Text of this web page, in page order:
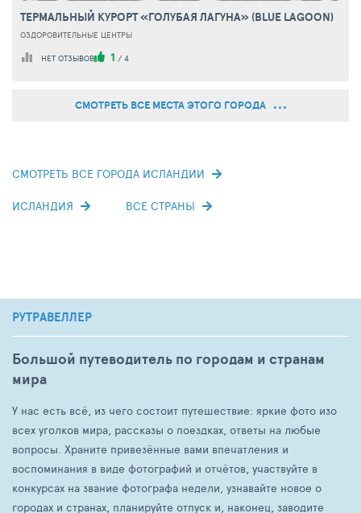
ТЕРМАЛЬНЫЙ КУРОРТ «ГОЛУБАЯ ЛАГУНА» (BLUE LAGOON)
ОЗДОРОВИТЕЛЬНЫЕ ЦЕНТРЫ
НЕТ ОТЗЫВОВ 1 / 4
СМОТРЕТЬ ВСЕ МЕСТА ЭТОГО ГОРОДА
СМОТРЕТЬ ВСЕ ГОРОДА ИСЛАНДИИ
ИСЛАНДИЯ ВСЕ СТРАНЫ
РУТРАВЕЛЛЕР
Большой путеводитель по городам и странам
мира
У нас есть всё, из чего состоит путешествие: яркие фото изо
всех уголков мира, рассказы о поездках, ответы на любые
вопросы. Храните привезённые вами впечатления и
воспоминания в виде фотографий и отчётов, участвуйте в
конкурсах на звание фотографа недели, узнавайте новое о
городах и странах, планируйте отпуск и, наконец, заводите